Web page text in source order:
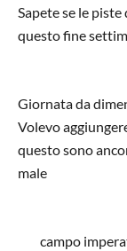
Sapete se le
questo fine
Giornata da
Volevo
questo sono
male
campo